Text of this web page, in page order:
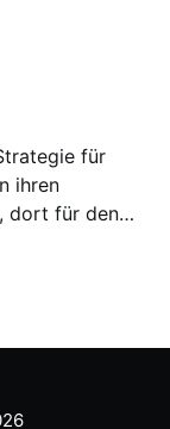
ihren
dort für den
bekannt,